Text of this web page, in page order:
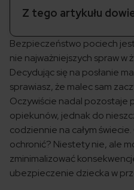
Z tego artykułu
Bezpieczeństwo pociech
nie najważniejszych spraw w
Decydując się na posłanie
sprawiasz, że malec sam
Oczywiście nadal pozostaje
opiekunów, jednak do
codziennie na całym
ochronić? Niestety nie, ale
zminimalizować
ubezpieczenie dziecka w